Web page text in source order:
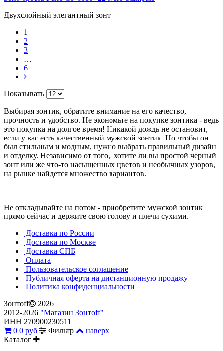
Двухслойный элегантный зонт
1
2
3
…
6
Показывать
Выбирая зонтик, обратите внимание на его качество,
прочность и удобство. Не экономьте на покупке зонтика - ведь
это покупка на долгое время! Никакой дождь не остановит,
если у вас есть качественный мужской зонтик. Но чтобы он
был стильным и модным, нужно выбрать правильный дизайн
и отделку. Независимо от того, хотите ли вы простой черный
зонт или же что-то насыщенных цветов и необычных узоров,
на рынке найдется множество вариантов.
Не откладывайте на потом - приобретите мужской зонтик
прямо сейчас и держите свою голову и плечи сухими.
Доставка по России
Доставка по Москве
Доставка СПБ
Оплата
Пользовательское соглашение
Публичная оферта на дистанционную продажу
Политика конфиденциальности
Зонтoff
2026
2012-2026 "Магазин Зонтoff"
ИНН 270900230511
0 0 руб Фильтр
наверх
Каталог